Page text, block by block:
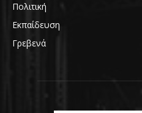
Πολιτική
Εκπαίδευση
Γρεβενά